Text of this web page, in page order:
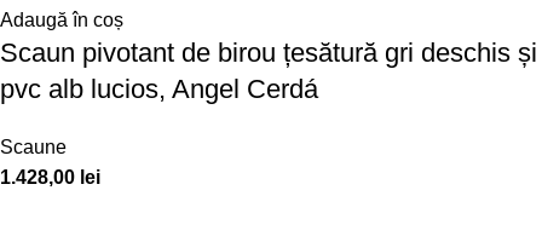
Adaugă în coș
Scaun pivotant de birou țesătură gri deschis și
pvc alb lucios, Angel Cerdá
Scaune
1.428,00 lei